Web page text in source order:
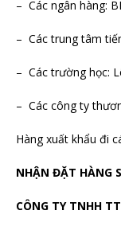
– Các ngân hàng:
– Các trung tâm
– Các trường học:
– Các công ty
Hàng xuất khẩu đi
NHẬN ĐẶT HÀNG
CÔNG TY TNHH